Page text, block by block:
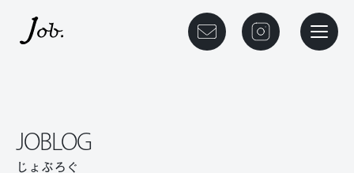
メニュ
JOBLOG
じょぶろぐ